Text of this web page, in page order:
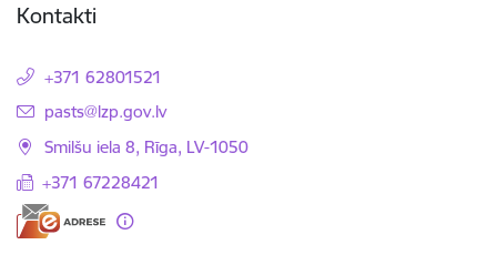
Kontakti
+371 62801521
E-pasts:
pasts@lzp.gov.lv
Smilšu iela 8, Rīga, LV-1050
+371 67228421